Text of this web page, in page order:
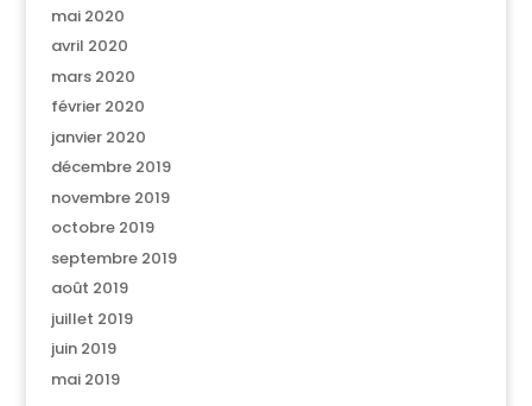
mai 2020
avril 2020
mars 2020
février 2020
janvier 2020
décembre 2019
novembre 2019
octobre 2019
septembre 2019
août 2019
juillet 2019
juin 2019
mai 2019